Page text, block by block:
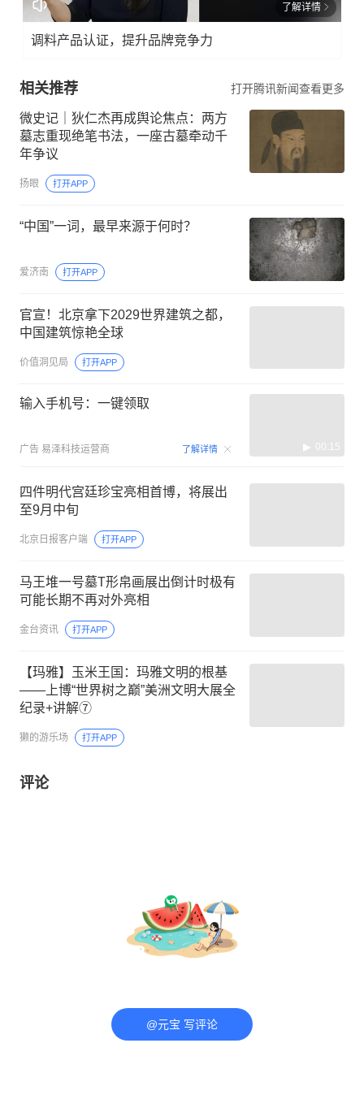
了解详情
调料产品认证，提升品牌竞争力
相关推荐 打开腾讯新闻查看更多
微史记｜狄仁杰再成舆论焦点：两方
墓志重现绝笔书法，一座古墓牵动千
年争议
扬眼 打开APP
“中国”一词，最早来源于何时？
爱济南 打开APP
官宣！北京拿下2029世界建筑之都，
中国建筑惊艳全球
价值洞见局 打开APP
输入手机号：一键领取
广告 易泽科技运营商 了解详情 00:15
四件明代宫廷珍宝亮相首博，将展出
至9月中旬
北京日报客户端 打开APP
马王堆一号墓T形帛画展出倒计时极有
可能长期不再对外亮相
金台资讯 打开APP
【玛雅】玉米王国：玛雅文明的根基
——上博“世界树之巅”美洲文明大展全
纪录+讲解⑦
獭的游乐场 打开APP
评论
@元宝 写评论